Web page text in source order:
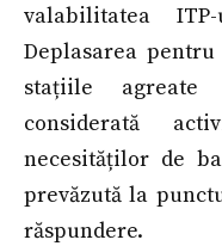
valabilitatea
Deplasarea
stațiile
considerată
necesităților de
prevăzută la
răspundere.